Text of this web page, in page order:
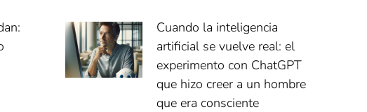
Cuando la inteligencia
artificial se vuelve real: el
experimento con ChatGPT
que hizo creer a un hombre
que era consciente